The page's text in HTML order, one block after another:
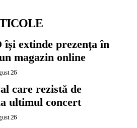
extinde prezența în
magazin online
26
care rezistă de
ultimul concert
26